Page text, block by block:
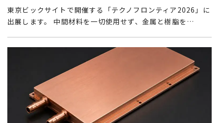
東京ビックサイトで開催する「テクノフロンティア2026」に
出展します。 中間材料を一切使用せず、金属と樹脂を…